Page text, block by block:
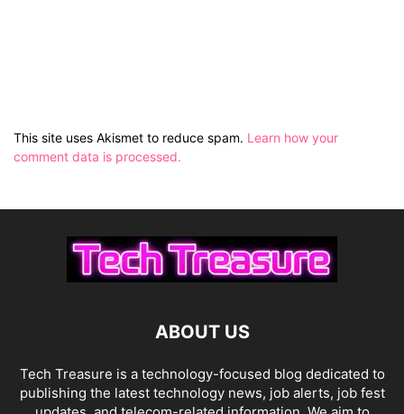
This site uses Akismet to reduce spam. Learn how your
comment data is processed.
ABOUT US
Tech Treasure is a technology-focused blog dedicated to
publishing the latest technology news, job alerts, job fest